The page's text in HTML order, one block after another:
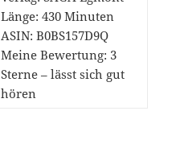
Länge: 430 Minuten
ASIN: B0BS157D9Q
Meine Bewertung: 3
Sterne – lässt sich gut
hören